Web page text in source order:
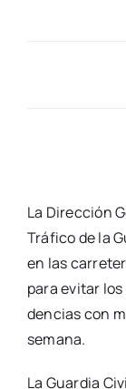
La Direc­ción
Trá­fi­co de la
en las
para evi­tar
den­cias con
sema­na.
La Guar­dia